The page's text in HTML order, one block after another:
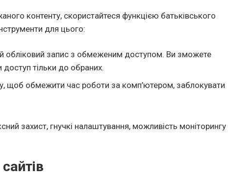
контенту, скористайтеся функцією батьківського
для цього:
обліковий запис з обмеженим доступом. Ви зможете
тільки до обраних.
щоб обмежити час роботи за комп’ютером, заблокувати
захист, гнучкі налаштування, можливість моніторингу